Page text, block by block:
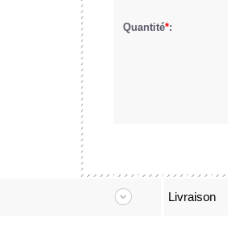
Quantité*:
Livraison